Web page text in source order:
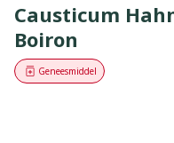
Causticum
Boiron
Geneesmiddel